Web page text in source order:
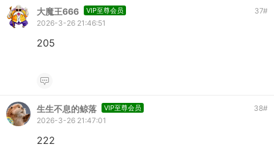
大魔王666 VIP至尊会员 37#
2026-3-26 21:46:51
205
生生不息的鲸落 VIP至尊会员 38#
2026-3-26 21:47:01
222